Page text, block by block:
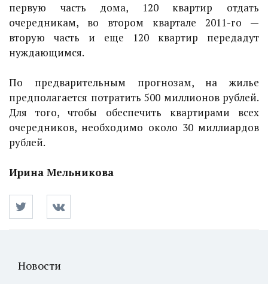
первую часть дома, 120 квартир отдать
очередникам, во втором квартале 2011-го —
вторую часть и еще 120 квартир передадут
нуждающимся.
По предварительным прогнозам, на жилье
предполагается потратить 500 миллионов рублей.
Для того, чтобы обеспечить квартирами всех
очередников, необходимо около 30 миллиардов
рублей.
Ирина Мельникова
Новости